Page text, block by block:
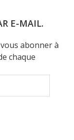
E-MAIL.
abonner à
chaque